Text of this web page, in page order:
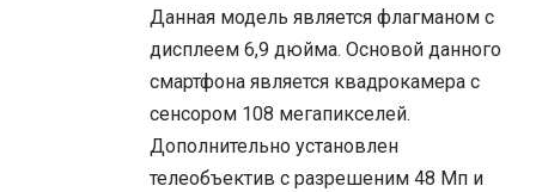
Данная модель является флагманом с
дисплеем 6,9 дюйма. Основой данного
смартфона является квадрокамера с
сенсором 108 мегапикселей.
Дополнительно установлен
телеобъектив с разрешеним 48 Мп и